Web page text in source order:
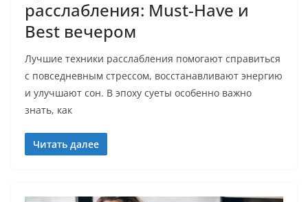
расслабления: Must-Have и
Best вечером
Лучшие техники расслабления помогают справиться
с повседневным стрессом, восстанавливают энергию
и улучшают сон. В эпоху суеты особенно важно
знать, как
Читать далее